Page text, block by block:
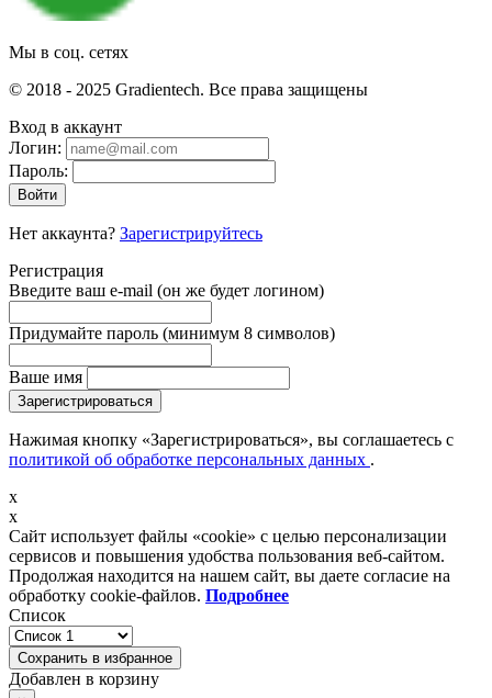
Мы в соц. сетях
© 2018 - 2025 Gradientech. Все права защищены
Вход в аккаунт
Логин:
Пароль:
Войти
Нет аккаунта? Зарегистрируйтесь
Регистрация
Введите ваш e-mail (он же будет логином)
Придумайте пароль (минимум 8 символов)
Ваше имя
Зарегистрироваться
Нажимая кнопку «Зарегистрироваться», вы соглашаетесь с
политикой об обработке персональных данных .
x
x
Сайт использует файлы «cookie» с целью персонализации
сервисов и повышения удобства пользования веб-сайтом.
Продолжая находится на нашем сайт, вы даете согласие на
обработку cookie-файлов. Подробнее
Список
Сохранить в избранное
Добавлен в корзину